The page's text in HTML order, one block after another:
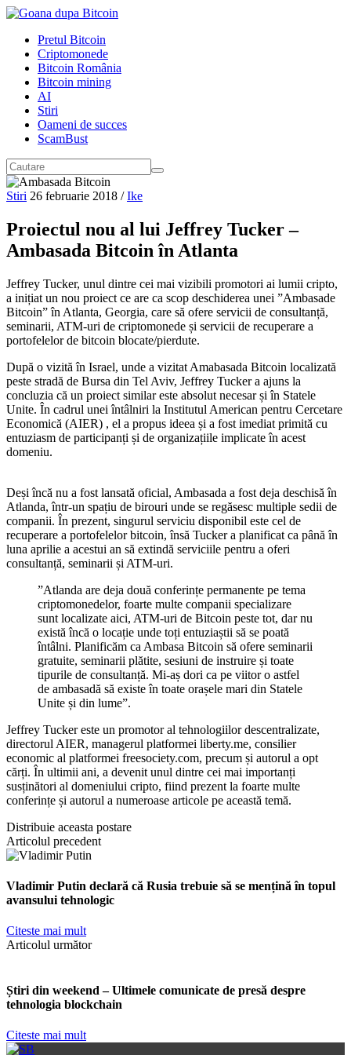
Pretul Bitcoin
Criptomonede
Bitcoin România
Bitcoin mining
AI
Stiri
Oameni de succes
ScamBust
Stiri 26 februarie 2018 / Ike
Proiectul nou al lui Jeffrey Tucker –
Ambasada Bitcoin în Atlanta
Jeffrey Tucker, unul dintre cei mai vizibili promotori ai lumii cripto,
a inițiat un nou proiect ce are ca scop deschiderea unei ”Ambasade
Bitcoin” în Atlanta, Georgia, care să ofere servicii de consultanță,
seminarii, ATM-uri de criptomonede și servicii de recuperare a
portofelelor de bitcoin blocate/pierdute.
După o vizită în Israel, unde a vizitat Amabasada Bitcoin localizată
peste stradă de Bursa din Tel Aviv, Jeffrey Tucker a ajuns la
concluzia că un proiect similar este absolut necesar și în Statele
Unite. În cadrul unei întâlniri la Institutul American pentru Cercetare
Economică (AIER) , el a propus ideea și a fost imediat primită cu
entuziasm de participanți și de organizațiile implicate în acest
domeniu.
Deși încă nu a fost lansată oficial, Ambasada a fost deja deschisă în
Atlanda, într-un spațiu de birouri unde se regăsesc multiple sedii de
companii. În prezent, singurul serviciu disponibil este cel de
recuperare a portofelelor bitcoin, însă Tucker a planificat ca până în
luna aprilie a acestui an să extindă serviciile pentru a oferi
consultanță, seminarii și ATM-uri.
”Atlanda are deja două conferințe permanente pe tema
criptomonedelor, foarte multe companii specializare
sunt localizate aici, ATM-uri de Bitcoin peste tot, dar nu
există încă o locație unde toți entuziaștii să se poată
întâlni. Planificăm ca Ambasa Bitcoin să ofere seminarii
gratuite, seminarii plătite, sesiuni de instruire și toate
tipurile de consultanță. Mi-aș dori ca pe viitor o astfel
de ambasadă să existe în toate orașele mari din Statele
Unite și din lume”.
Jeffrey Tucker este un promotor al tehnologiilor descentralizate,
directorul AIER, managerul platformei liberty.me, consilier
economic al platformei freesociety.com, precum și autorul a opt
cărți. În ultimii ani, a devenit unul dintre cei mai importanți
susținători al domeniului cripto, fiind prezent la foarte multe
conferințe și autorul a numeroase articole pe această temă.
Distribuie aceasta postare
Articolul precedent
Vladimir Putin declară că Rusia trebuie să se mențină în topul
avansului tehnologic
Citeste mai mult
Articolul următor
Știri din weekend – Ultimele comunicate de presă despre
tehnologia blockchain
Citeste mai mult